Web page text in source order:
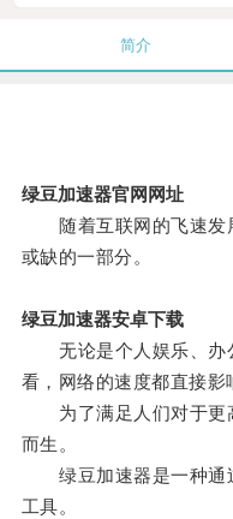
简介
绿豆加速器官网网址
随着互联网的飞速发
或缺的一部分。
绿豆加速器安卓下载
无论是个人娱乐、办
看，网络的速度都直接影
为了满足人们对于更
而生。
绿豆加速器是一种通
工具。